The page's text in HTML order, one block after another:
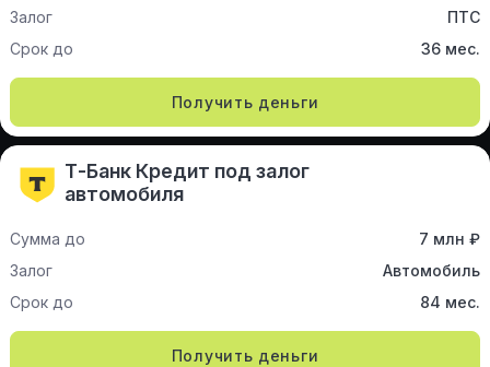
Залог
ПТС
Срок до
36 мес.
Получить деньги
Т-Банк Кредит под залог
автомобиля
Сумма до
7 млн ₽
Залог
Автомобиль
Срок до
84 мес.
Получить деньги